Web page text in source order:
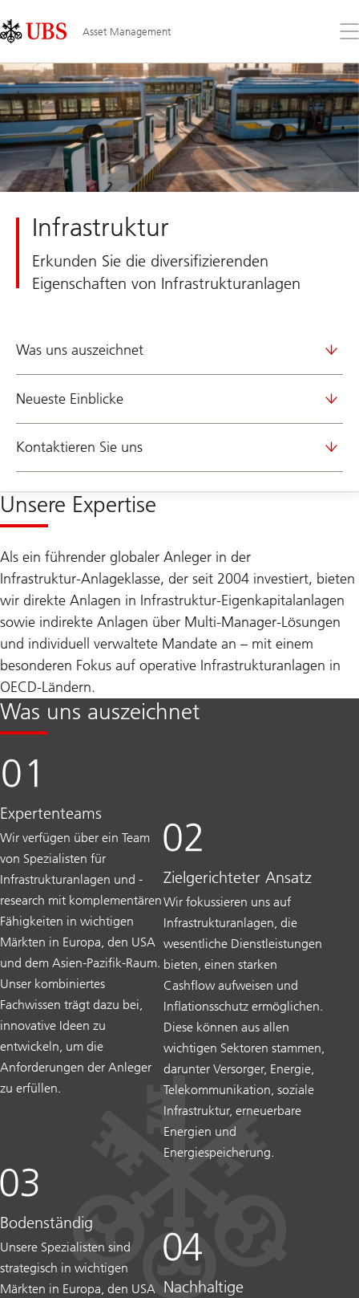
Links
Area
Asset Management
Sie
Infrastruktur
Erkunden Sie die diversifizierenden
Eigenschaften von Infrastrukturanlagen
Was uns auszeichnet
Neueste Einblicke
Kontaktieren Sie uns
Unsere Expertise
Als ein führender globaler Anleger in der
Infrastruktur‑Anlageklasse, der seit 2004 investiert, bieten
wir direkte Anlagen in Infrastruktur‑Eigenkapitalanlagen
sowie indirekte Anlagen über Multi‑Manager‑Lösungen
und individuell verwaltete Mandate an – mit einem
besonderen Fokus auf operative Infrastrukturanlagen in
OECD‑Ländern.
Was uns auszeichnet
Expertenteams
Wir verfügen über ein Team
von Spezialisten für
Infrastrukturanlagen und -
research mit komplementären
Fähigkeiten in wichtigen
Märkten in Europa, den USA
und dem Asien-Pazifik-Raum.
Unser kombiniertes
Fachwissen trägt dazu bei,
innovative Ideen zu
entwickeln, um die
Anforderungen der Anleger
zu erfüllen.
Zielgerichteter Ansatz
Wir fokussieren uns auf
Infrastrukturanlagen, die
wesentliche Dienstleistungen
bieten, einen starken
Cashflow aufweisen und
Inflationsschutz ermöglichen.
Diese können aus allen
wichtigen Sektoren stammen,
darunter Versorger, Energie,
Telekommunikation, soziale
Infrastruktur, erneuerbare
Energien und
Energiespeicherung.
Bodenständig
Unsere Spezialisten sind
strategisch in wichtigen
Märkten in Europa, den USA Nachhaltige